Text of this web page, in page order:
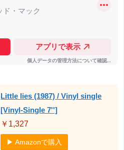
Little lies (1987) / Vinyl single
[Vinyl-Single 7'']
￥1,327
▶ Amazonで購入